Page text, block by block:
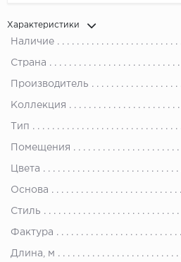
Характеристики
Наличие
Страна
Производитель
Коллекция
Тип
Помещения
Цвета
Основа
Стиль
Фактура
Длина, м